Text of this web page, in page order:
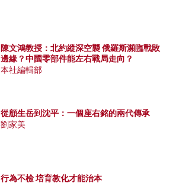
陳文鴻教授：北約縱深空襲 俄羅斯瀕臨戰敗
邊緣？中國零部件能左右戰局走向？
本社編輯部
從顧生岳到沈平：一個座右銘的兩代傳承
劉家美
行為不檢 培育教化才能治本